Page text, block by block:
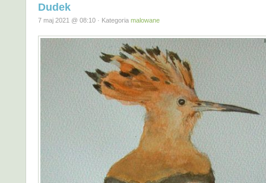
Dudek
7 maj 2021 @ 08:10 · Kategoria malowane